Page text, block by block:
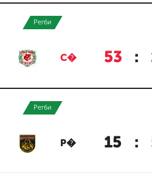
Регби
С� 53 :
Регби
Р� 15 :